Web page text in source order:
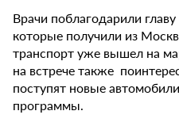
Врачи поблагодарили
которые получили из
транспорт уже вышел на
на встрече также
поступят новые
программы.